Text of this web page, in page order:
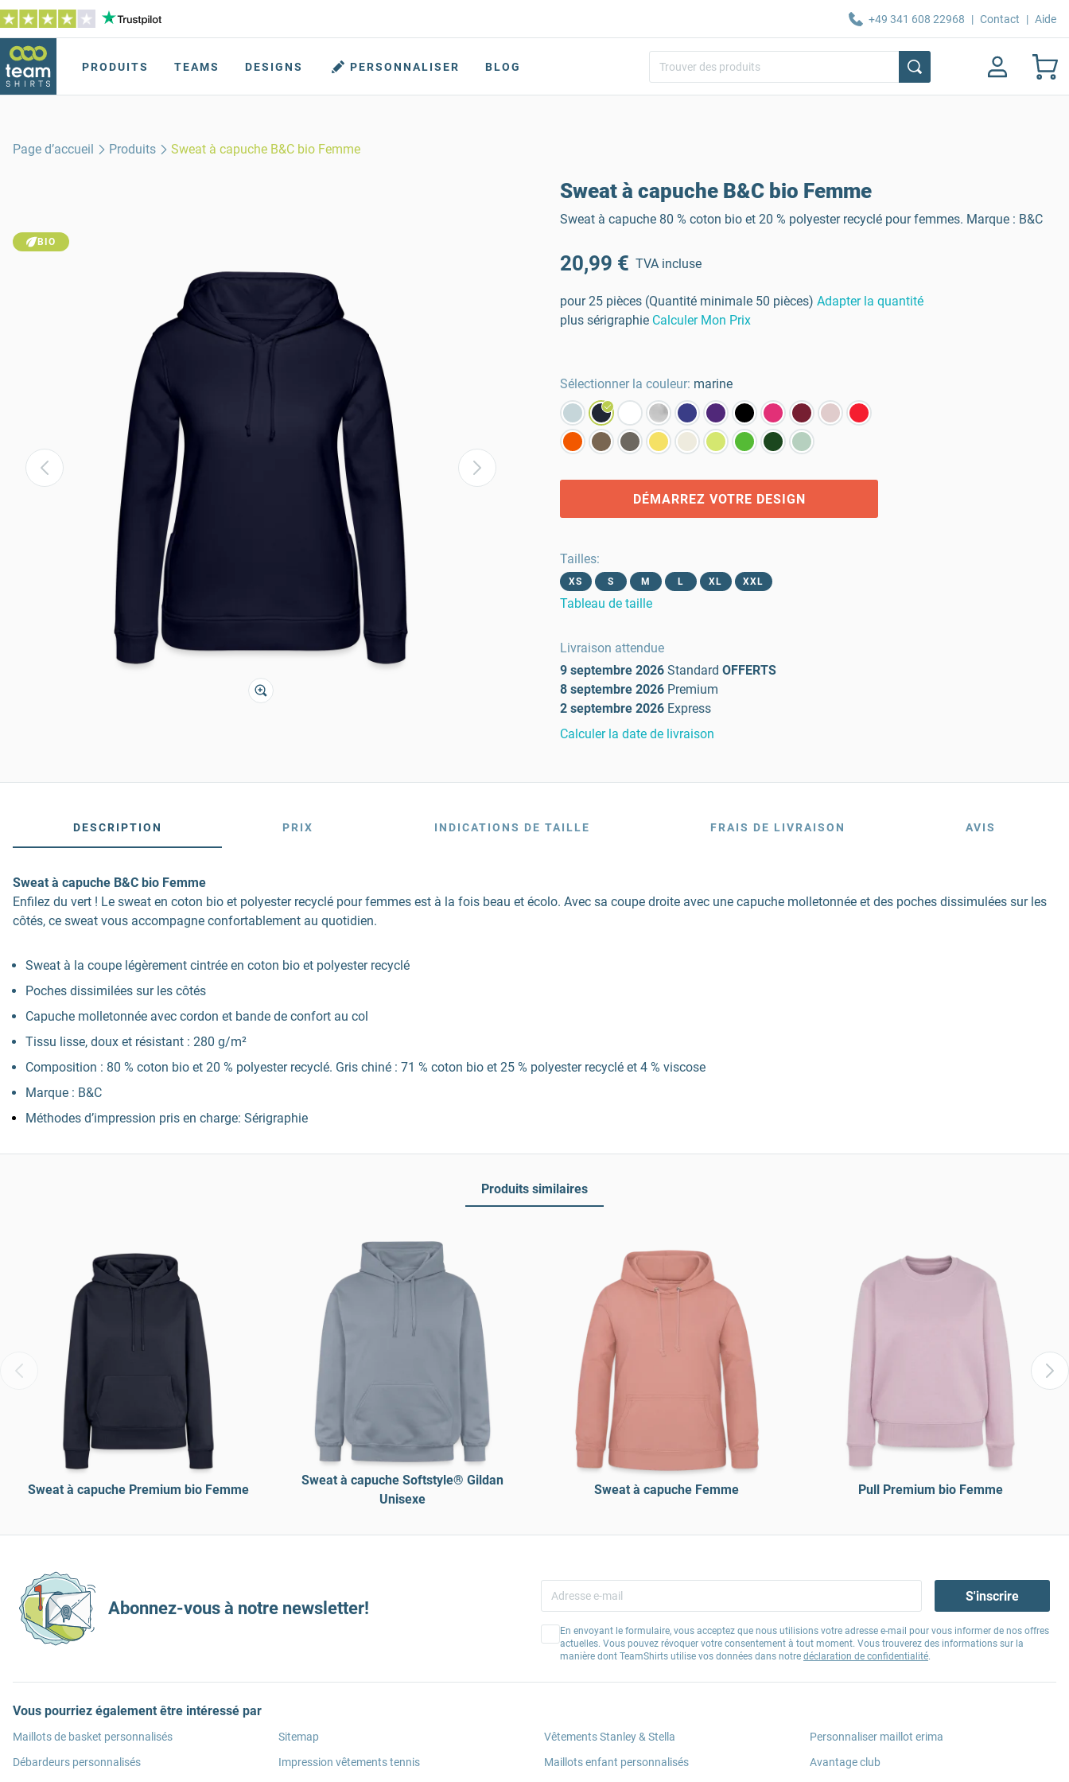
+49 341 608 22968 | Contact | Aide
PRODUITS TEAMS DESIGNS PERSONNALISER BLOG
Page d’accueil Produits Sweat à capuche B&C bio Femme
BIO
Sweat à capuche B&C bio Femme
Sweat à capuche 80 % coton bio et 20 % polyester recyclé pour femmes. Marque : B&C
20,99 € TVA incluse
pour 25 pièces (Quantité minimale 50 pièces) Adapter la quantité
plus sérigraphie Calculer Mon Prix
Sélectionner la couleur: marine
DÉMARREZ VOTRE DESIGN
Tailles:
XS S M L XL XXL
Tableau de taille
Livraison attendue
9 septembre 2026 Standard OFFERTS
8 septembre 2026 Premium
2 septembre 2026 Express
Calculer la date de livraison
DESCRIPTION PRIX INDICATIONS DE TAILLE FRAIS DE LIVRAISON AVIS
Sweat à capuche B&C bio Femme
Enfilez du vert ! Le sweat en coton bio et polyester recyclé pour femmes est à la fois beau et écolo. Avec sa coupe droite avec une capuche molletonnée et des poches dissimulées sur les
côtés, ce sweat vous accompagne confortablement au quotidien.
Sweat à la coupe légèrement cintrée en coton bio et polyester recyclé
Poches dissimilées sur les côtés
Capuche molletonnée avec cordon et bande de confort au col
Tissu lisse, doux et résistant : 280 g/m²
Composition : 80 % coton bio et 20 % polyester recyclé. Gris chiné : 71 % coton bio et 25 % polyester recyclé et 4 % viscose
Marque : B&C
Méthodes d’impression pris en charge: Sérigraphie
Produits similaires
Sweat à capuche Premium bio Femme
Sweat à capuche Softstyle® Gildan
Unisexe
Sweat à capuche Femme Pull Premium bio Femme
Abonnez-vous à notre newsletter!
S'inscrire
En envoyant le formulaire, vous acceptez que nous utilisions votre adresse e-mail pour vous informer de nos offres
actuelles. Vous pouvez révoquer votre consentement à tout moment. Vous trouverez des informations sur la
manière dont TeamShirts utilise vos données dans notre déclaration de confidentialité.
Vous pourriez également être intéressé par
Maillots de basket personnalisés
Débardeurs personnalisés
Sitemap
Impression vêtements tennis
Vêtements Stanley & Stella
Maillots enfant personnalisés
Personnaliser maillot erima
Avantage club